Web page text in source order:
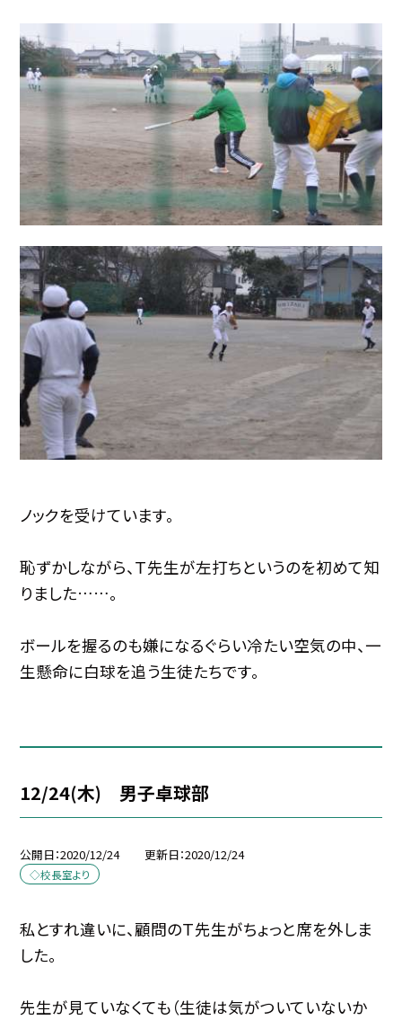
ノックを受けています。
恥ずかしながら、Ｔ先生が左打ちというのを初めて知
りました……。
ボールを握るのも嫌になるぐらい冷たい空気の中、一
生懸命に白球を追う生徒たちです。
12/24(木) 男子卓球部
公開日 2020/12/24 更新日 2020/12/24
◇校長室より
私とすれ違いに、顧問のＴ先生がちょっと席を外しま
した。
先生が見ていなくても（生徒は気がついていないか